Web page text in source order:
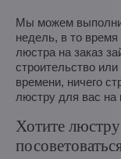
Мы можем
недель, в то
люстра на заказ
строительство
времени, ничего
люстру для вас
Хотите